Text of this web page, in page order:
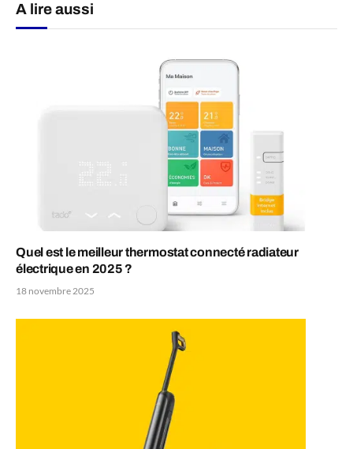
A lire aussi
Quel est le meilleur thermostat connecté radiateur
électrique en 2025 ?
18 novembre 2025